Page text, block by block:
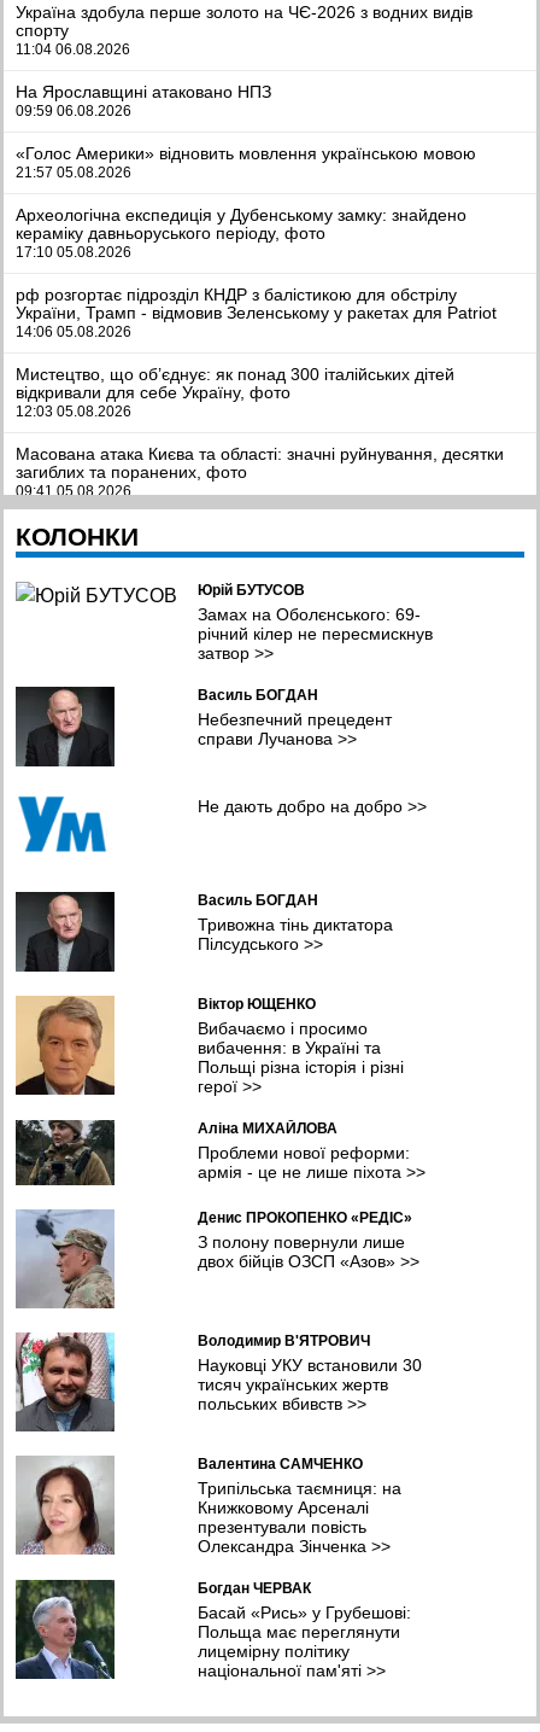
Україна здобула перше золото на ЧЄ-2026 з водних видів
спорту
11:04 06.08.2026
На Ярославщині атаковано НПЗ
09:59 06.08.2026
«Голос Америки» відновить мовлення українською мовою
21:57 05.08.2026
Археологічна експедиція у Дубенському замку: знайдено
кераміку давньоруського періоду, фото
17:10 05.08.2026
рф розгортає підрозділ КНДР з балістикою для обстрілу
України, Трамп - відмовив Зеленському у ракетах для Patriot
14:06 05.08.2026
Мистецтво, що об’єднує: як понад 300 італійських дітей
відкривали для себе Україну, фото
12:03 05.08.2026
Масована атака Києва та області: значні руйнування, десятки
загиблих та поранених, фото
09:41 05.08.2026
Легкозаймисті проблеми. Чому пальне стрімко дорожчає та чи
загрожує дефіцит?
Полонений, а не дезертир. Вйськовому з Полтавщини
знадобився ще рік, щоб відновити справедливість
У Хмельницькому планують створити систему
відеоспостереження та відеоаналітики з ШІ
08:04 05.08.2026
У Чернівцях представили результати дослідження якості води у
07:11 05.08.2026
Шокуюча статистика: мільйони українців покинули країну й
омбудсмен
23:16 04.08.2026
КОЛОНКИ
Юрій БУТУСОВ
Замах на Оболєнського: 69-
річний кілер не пересмискнув
затвор>>
Василь БОГДАН
Небезпечний прецедент
справи Лучанова >>
Не дають добро на добро>>
Василь БОГДАН
Тривожна тінь диктатора
Пілсудського>>
Віктор ЮЩЕНКО
Вибачаємо і просимо
вибачення: в Україні та
Польщі різна історія і різні
герої>>
Аліна МИХАЙЛОВА
Проблеми нової реформи:
армія - це не лише піхота >>
Денис ПРОКОПЕНКО «РЕДІС»
З полону повернули лише
двох бійців ОЗСП «Азов»>>
Володимир В'ЯТРОВИЧ
Науковці УКУ встановили 30
тисяч українських жертв
польських вбивств>>
Валентина САМЧЕНКО
Трипільська таємниця: на
Книжковому Арсеналі
презентували повість
Олександра Зінченка >>
Богдан ЧЕРВАК
Басай «Рись» у Грубешові:
Польща має переглянути
лицемірну політику
національної пам'яті>>